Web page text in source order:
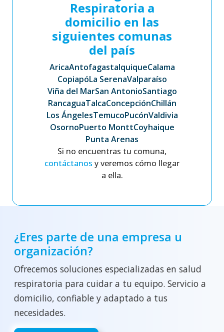
Respiratoria a
domicilio en las
siguientes comunas
del país
AricaAntofagastaIquiqueCalama
CopiapóLa SerenaValparaíso
Viña del MarSan AntonioSantiago
RancaguaTalcaConcepciónChillán
Los ÁngelesTemucoPucónValdivia
OsornoPuerto MonttCoyhaique
Punta Arenas
Si no encuentras tu comuna,
contáctanos y veremos cómo llegar
a ella.
¿Eres parte de una empresa u
organización?
Ofrecemos soluciones especializadas en salud
respiratoria para cuidar a tu equipo. Servicio a
domicilio, confiable y adaptado a tus
necesidades.